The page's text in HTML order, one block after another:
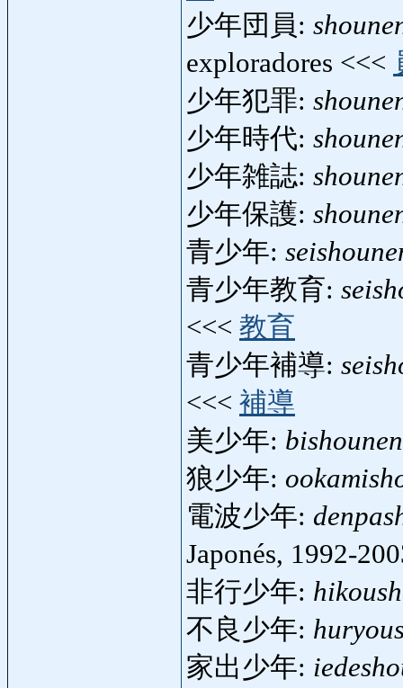
少年団員:
exploradores <<<
少年犯罪:
少年時代:
少年雑誌:
少年保護:
青少年:
青少年教育:
<<< 教育
青少年補導:
<<< 補導
美少年: bishounen
狼少年:
電波少年:
Japonés, 1992-
非行少年:
不良少年:
家出少年: